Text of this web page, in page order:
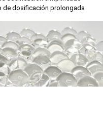
de dosificación prolongada